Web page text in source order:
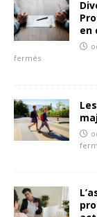
en
fermés